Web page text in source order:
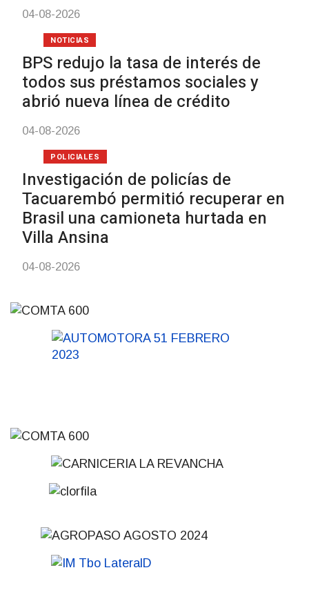
04-08-2026
BPS redujo la tasa de interés de
todos sus préstamos sociales y
abrió nueva línea de crédito
04-08-2026
NOTICIAS
Investigación de policías de
Tacuarembó permitió recuperar en
Brasil una camioneta hurtada en
Villa Ansina
04-08-2026
POLICIALES